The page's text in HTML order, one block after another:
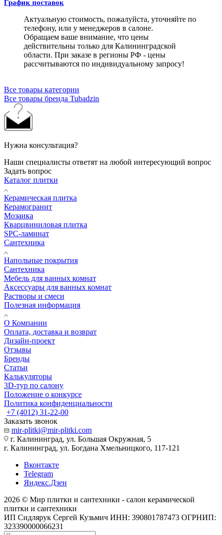
График поставок
Актуальную стоимость, пожалуйста, уточняйте по
телефону, или у менеджеров в салоне.
Обращаем ваше внимание, что цены
действительны только для Калининградской
области. При заказе в регионы РФ - цены
рассчитываются по индивидуальному запросу!
Все товары категории
Все товары бренда Tubadzin
Нужна консультация?
Наши специалисты ответят на любой интересующий вопрос
Задать вопрос
Каталог плитки
Керамическая плитка
Керамогранит
Мозаика
Кварцвиниловая плитка
SPC-ламинат
Сантехника
Напольные покрытия
Сантехника
Мебель для ванных комнат
Аксессуары для ванных комнат
Растворы и смеси
Полезная информация
О Компании
Оплата, доставка и возврат
Дизайн-проект
Отзывы
Бренды
Статьи
Калькуляторы
3D-тур по салону
Положение о конкурсе
Политика конфиденциальности
+7 (4012) 31-22-00
Заказать звонок
mir-plitki@mir-plitki.com
г. Калининград, ул. Большая Окружная, 5
г. Калининград, ул. Богдана Хмельницкого, 117-121
Вконтакте
Telegram
Яндекс.Дзен
2026 © Мир плитки и сантехники - салон керамической
плитки и сантехники
ИП Сидлярук Сергей Кузьмич ИНН: 390801787473 ОГРНИП:
323390000066231